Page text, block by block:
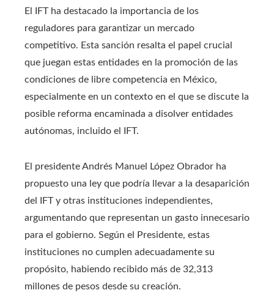
El IFT ha destacado la importancia de los
reguladores para garantizar un mercado
competitivo. Esta sanción resalta el papel crucial
que juegan estas entidades en la promoción de las
condiciones de libre competencia en México,
especialmente en un contexto en el que se discute la
posible reforma encaminada a disolver entidades
autónomas, incluido el IFT.
El presidente Andrés Manuel López Obrador ha
propuesto una ley que podría llevar a la desaparición
del IFT y otras instituciones independientes,
argumentando que representan un gasto innecesario
para el gobierno. Según el Presidente, estas
instituciones no cumplen adecuadamente su
propósito, habiendo recibido más de 32,313
millones de pesos desde su creación.